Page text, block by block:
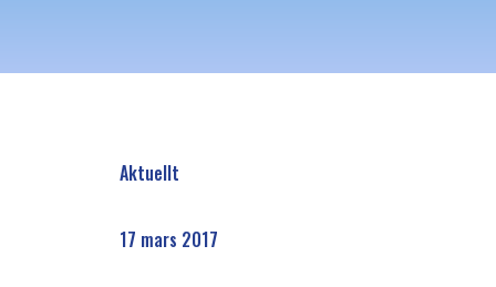
Aktuellt
17 mars 2017